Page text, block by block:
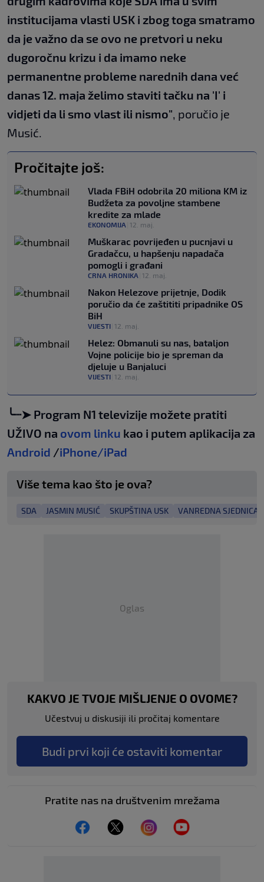
institucijama vlasti USK i zbog toga smatramo
da je važno da se ovo ne pretvori u neku
dugoročnu krizu i da imamo neke
permanentne probleme narednih dana već
danas 12. maja želimo staviti tačku na 'I' i
vidjeti da li smo vlast ili nismo" , poručio je
Musić.
Pročitajte još:
Vlada FBiH odobrila 20 miliona KM iz
Budžeta za povoljne stambene
kredite za mlade
EKONOMIJA 12. maj.
Muškarac povrijeđen u pucnjavi u
Gradačcu, u hapšenju napadača
pomogli i građani
CRNA HRONIKA 12. maj.
Nakon Helezove prijetnje, Dodik
poručio da će zaštititi pripadnike OS
BiH
VIJESTI 12. maj.
Helez: Obmanuli su nas, bataljon
Vojne policije bio je spreman da
djeluje u Banjaluci
VIJESTI 12. maj.
╰┈➤ Program N1 televizije možete pratiti
UŽIVO na ovom linku kao i putem aplikacija za
Android /iPhone/iPad
Više tema kao što je ova?
SDA JASMIN MUSIĆ SKUPŠTINA USK VANREDNA SJEDNICA
Oglas
KAKVO JE TVOJE MIŠLJENJE O OVOME?
Učestvuj u diskusiji ili pročitaj komentare
Budi prvi koji će ostaviti komentar
Pratite nas na društvenim mrežama